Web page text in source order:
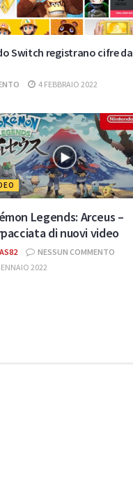
Switch registrano cifre da
4 FEBBRAIO 2022
Legends: Arceus –
di nuovi video
NESSUN COMMENTO
2022